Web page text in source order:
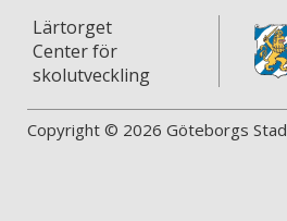
Lärtorget
Center för
skolutveckling
Copyright © 2026 Göteborgs Stad